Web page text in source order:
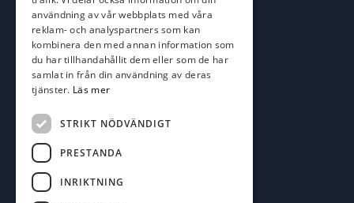
Karlskrona Båt & Fiske AB
Lallerstedts gata 4
371 54 Karlskrona
Följ oss
Facebook
användning av vår webbplats med våra
reklam- och analyspartners som kan
kombinera den med annan information som
du har tillhandahållit dem eller som de har
samlat in från din användning av deras
tjänster. Läs mer
STRIKT NÖDVÄNDIGT
PRESTANDA
INRIKTNING